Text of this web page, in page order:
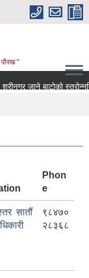
पौरख "
Phon
e
सातौं
९८४७०
२८३६८